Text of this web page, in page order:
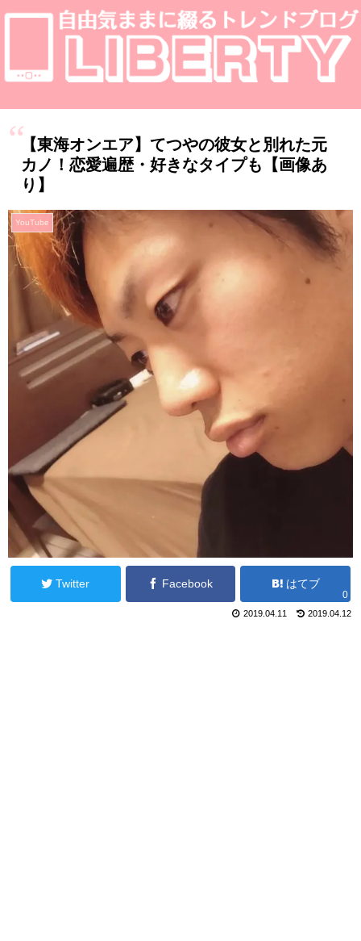
【東海オンエア】てつやの彼女と別れた元
カノ！恋愛遍歴・好きなタイプも【画像あ
り】
YouTube
Twitter Facebook はてブ
0
2019.04.12
2019.04.11